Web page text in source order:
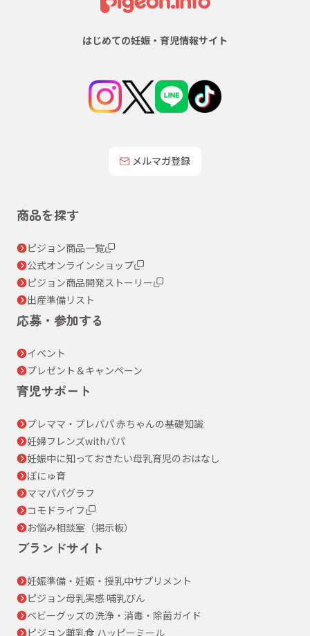
はじめての妊娠・育児情報サイト
メルマガ登録
商品を探す
ピジョン商品一覧
公式オンラインショップ
ピジョン商品開発ストーリー
出産準備リスト
応募・参加する
イベント
プレゼント＆キャンペーン
育児サポート
プレママ・プレパパ 赤ちゃんの基礎知識
妊婦フレンズwithパパ
妊娠中に知っておきたい母乳育児のおはなし
ぼにゅ育
ママパパグラフ
コモドライフ
お悩み相談室（掲示板）
ブランドサイト
妊娠準備・妊娠・授乳中サプリメント
ピジョン母乳実感 哺乳びん
ベビーグッズの洗浄・消毒・除菌ガイド
ピジョン離乳食 ハッピーミール